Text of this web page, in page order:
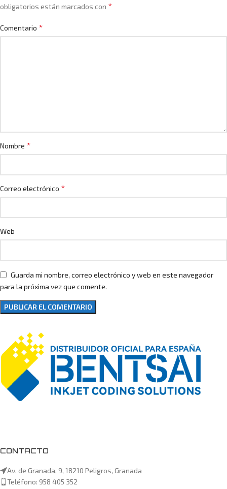
obligatorios están marcados con *
Comentario *
Nombre *
Correo electrónico *
Web
Guarda mi nombre, correo electrónico y web en este navegador
para la próxima vez que comente.
CONTACTO
Av. de Granada, 9, 18210 Peligros, Granada
Teléfono: 958 405 352